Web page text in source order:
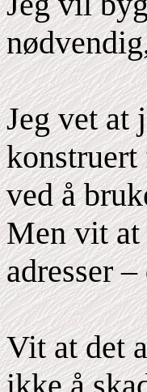
Jeg vet at
ved å
Men vit at
adresser
Vit at det